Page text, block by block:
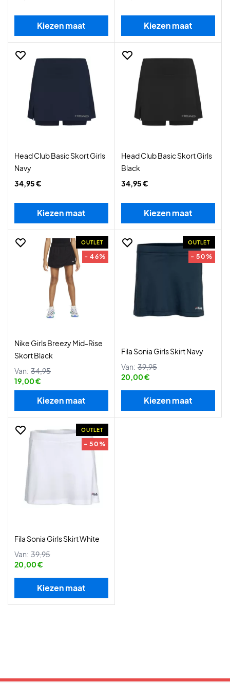
Kiezen maat Kiezen maat
Head Club Basic Skort Girls
Navy
34,95 €
Kiezen maat
Head Club Basic Skort Girls
Black
34,95 €
Kiezen maat
OUTLET
- 46%
Nike Girls Breezy Mid-Rise
Skort Black
Van: 34,95
19,00 €
Kiezen maat
OUTLET
- 50%
Fila Sonia Girls Skirt Navy
Van: 39,95
20,00 €
Kiezen maat
OUTLET
- 50%
Fila Sonia Girls Skirt White
Van: 39,95
20,00 €
Kiezen maat